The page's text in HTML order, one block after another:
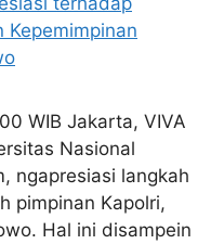
WIB Jakarta, VIVA
Nasional
ngapresiasi langkah
pimpinan Kapolri,
Hal ini disampein